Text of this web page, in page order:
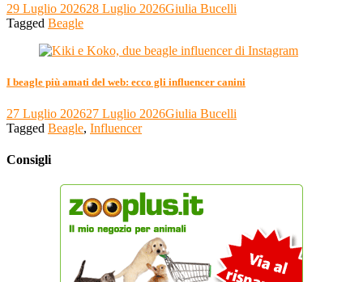
29 Luglio 202628 Luglio 2026Giulia Bucelli
Tagged Beagle
I beagle più amati del web: ecco gli influencer canini
27 Luglio 202627 Luglio 2026Giulia Bucelli
Tagged Beagle, Influencer
Consigli